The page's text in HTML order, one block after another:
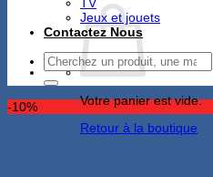
Votre panier est vide.
Retour à la boutique
Jeux et jouets
Contactez Nous
Recherche
pour :
-10%